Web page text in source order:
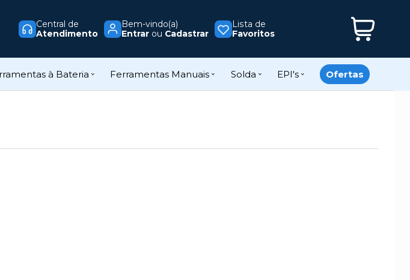
Central de
Atendimento
Bem-vindo(a)
Entrarou Cadastrar
Lista de
Favoritos
à Bateria Ferramentas Manuais Solda EPI's Ofertas